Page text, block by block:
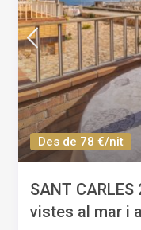
Des de 78 €/nit
SANT
vistes al mar i